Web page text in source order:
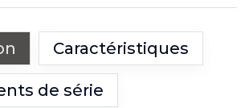
Caractéristiques
de série